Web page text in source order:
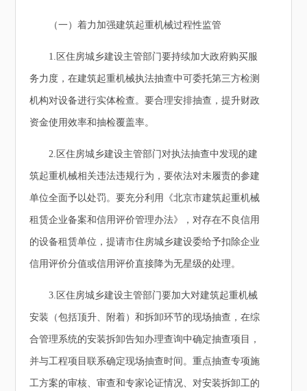
（一）着力加强建筑起重机械过程性监管
1.区住房城乡建设主管部门要持续加大政府购买服
务力度，在建筑起重机械执法抽查中可委托第三方检测
机构对设备进行实体检查。要合理安排抽查，提升财政
资金使用效率和抽检覆盖率。
2.区住房城乡建设主管部门对执法抽查中发现的建
筑起重机械相关违法违规行为，要依法对未履责的参建
单位全面予以处罚。要充分利用《北京市建筑起重机械
租赁企业备案和信用评价管理办法》，对存在不良信用
的设备租赁单位，提请市住房城乡建设委给予扣除企业
信用评价分值或信用评价直接降为无星级的处理。
3.区住房城乡建设主管部门要加大对建筑起重机械
安装（包括顶升、附着）和拆卸环节的现场抽查，在综
合管理系统的安装拆卸告知办理查询中确定抽查项目，
并与工程项目联系确定现场抽查时间。重点抽查专项施
工方案的审核、审查和专家论证情况、对安装拆卸工的